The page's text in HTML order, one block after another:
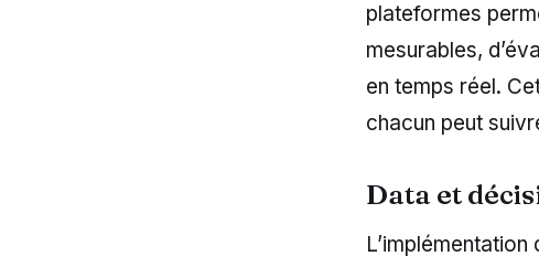
plateformes
mesurables,
en temps réel.
chacun peut
Data et